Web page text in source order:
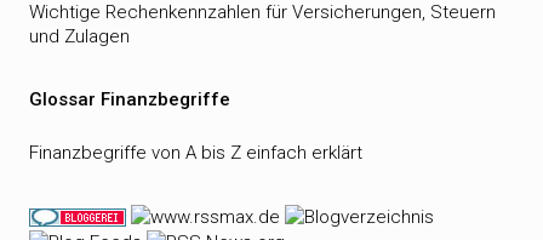
Wichtige Rechenkennzahlen für Versicherungen, Steuern
und Zulagen
Glossar Finanzbegriffe
Finanzbegriffe von A bis Z einfach erklärt